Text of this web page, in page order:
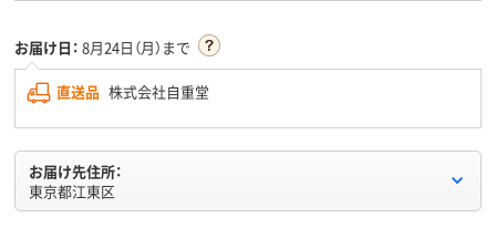
お届け日： 8月24日（月）まで
直送品 株式会社自重堂
お届け先住所：
東京都江東区